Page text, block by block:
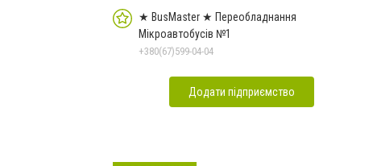
★ BusMaster ★ Переобладнання
Мікроавтобусів №1
+380(67)599-04-04
Додати підприємство